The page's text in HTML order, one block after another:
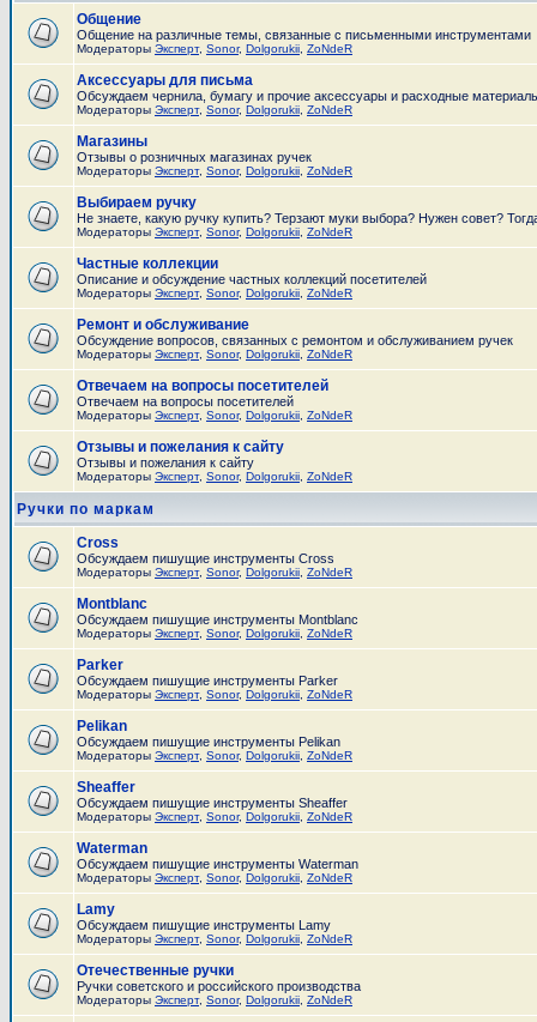
Общение
Общение на различные темы, связанные с письменными инструментами
Модераторы Эксперт, Sonor, Dolgorukii ZoNdeR
Аксессуары для письма
Обсуждаем чернила, бумагу и прочие аксессуары и расходные
Модераторы Эксперт, Sonor, Dolgorukii ZoNdeR
Магазины
Отзывы о розничных магазинах ручек
Модераторы Эксперт, Sonor, Dolgorukii ZoNdeR
Выбираем ручку
Не знаете, какую ручку купить? Терзают муки выбора? Нужен совет?
Модераторы Эксперт, Sonor, Dolgorukii ZoNdeR
Частные коллекции
Описание и обсуждение частных коллекций посетителей
Модераторы Эксперт, Sonor, Dolgorukii ZoNdeR
Ремонт и обслуживание
Обсуждение вопросов, связанных с ремонтом и обслуживанием ручек
Модераторы Эксперт, Sonor, Dolgorukii ZoNdeR
Отвечаем на вопросы посетителей
Отвечаем на вопросы посетителей
Модераторы Эксперт, Sonor, Dolgorukii ZoNdeR
Отзывы и пожелания к сайту
Отзывы и пожелания к сайту
Модераторы Эксперт, Sonor, Dolgorukii ZoNdeR
Ручки по маркам
Cross
Обсуждаем пишущие инструменты Cross
Модераторы Эксперт, Sonor, Dolgorukii ZoNdeR
Montblanc
Обсуждаем пишущие инструменты Montblanc
Модераторы Эксперт, Sonor, Dolgorukii ZoNdeR
Parker
Обсуждаем пишущие инструменты Parker
Модераторы Эксперт, Sonor, Dolgorukii ZoNdeR
Pelikan
Обсуждаем пишущие инструменты Pelikan
Модераторы Эксперт, Sonor, Dolgorukii ZoNdeR
Sheaffer
Обсуждаем пишущие инструменты Sheaffer
Модераторы Эксперт, Sonor, Dolgorukii ZoNdeR
Waterman
Обсуждаем пишущие инструменты Waterman
Модераторы Эксперт, Sonor, Dolgorukii ZoNdeR
Lamy
Обсуждаем пишущие инструменты Lamy
Модераторы Эксперт, Sonor, Dolgorukii ZoNdeR
Отечественные ручки
Ручки советского и российского производства
Модераторы Эксперт, Sonor, Dolgorukii ZoNdeR